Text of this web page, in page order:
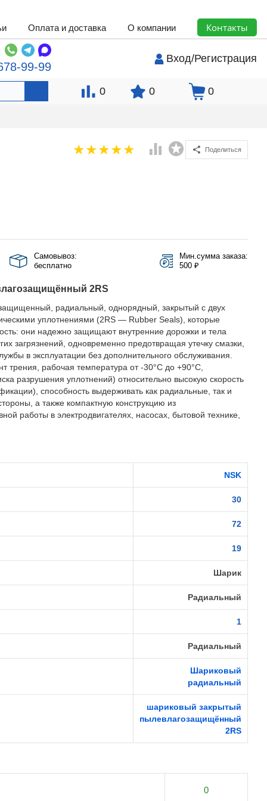
Оплата и доставка О компании Контакты
99-99
Вход/Регистрация
0 0 0
Поделиться
Самовывоз:
бесплатно
Мин.сумма заказа:
500 ₽
2RS
радиальный, однорядный, закрытый с двух
уплотнениями (2RS — Rubber Seals), которые
они надежно защищают внутренние дорожки и тела
загрязнений, одновременно предотвращая утечку смазки,
в эксплуатации без дополнительного обслуживания.
трения, рабочая температура от -30°C до +90°C,
разрушения уплотнений) относительно высокую скорость
способность выдерживать как радиальные, так и
а также компактную конструкцию из
работы в электродвигателях, насосах, бытовой технике,
NSK
30
72
19
Шарик
Радиальный
1
Радиальный
Шариковый
радиальный
шариковый закрытый
пылевлагозащищённый
2RS
0